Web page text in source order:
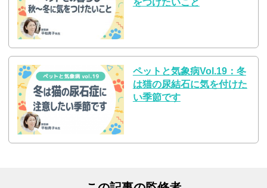
をつけたいこと
ペットと気象病Vol.19：冬
は猫の尿結石に気を付けた
い季節です